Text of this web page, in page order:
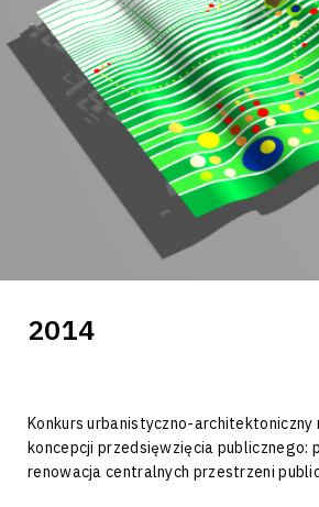
2014
Konkurs urbanistyczno-architektoniczny
koncepcji przedsięwzięcia publicznego:
renowacja centralnych przestrzeni